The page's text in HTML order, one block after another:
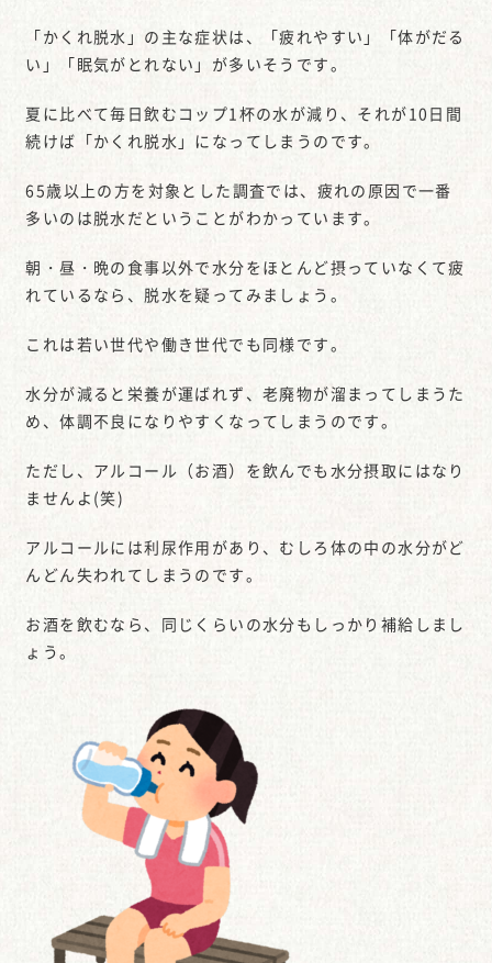
「かくれ脱水」の主な症状は、「疲れやすい」「体がだる
い」「眠気がとれない」が多いそうです。
夏に比べて毎日飲むコップ1杯の水が減り、それが10日間
続けば「かくれ脱水」になってしまうのです。
65歳以上の方を対象とした調査では、疲れの原因で一番
多いのは脱水だということがわかっています。
朝・昼・晩の食事以外で水分をほとんど摂っていなくて疲
れているなら、脱水を疑ってみましょう。
これは若い世代や働き世代でも同様です。
水分が減ると栄養が運ばれず、老廃物が溜まってしまうた
め、体調不良になりやすくなってしまうのです。
ただし、アルコール（お酒）を飲んでも水分摂取にはなり
ませんよ(笑)
アルコールには利尿作用があり、むしろ体の中の水分がど
んどん失われてしまうのです。
お酒を飲むなら、同じくらいの水分もしっかり補給しまし
ょう。